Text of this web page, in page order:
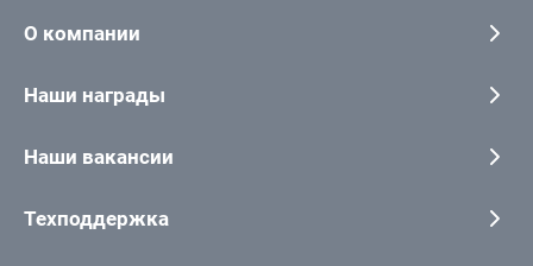
О компании
Наши награды
Наши вакансии
Техподдержка